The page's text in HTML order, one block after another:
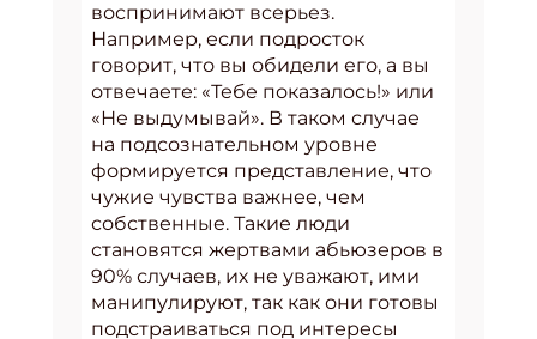
воспринимают всерьез.
Например, если подросток
говорит, что вы обидели его, а вы
отвечаете: «Тебе показалось!» или
«Не выдумывай». В таком случае
на подсознательном уровне
формируется представление, что
чужие чувства важнее, чем
собственные. Такие люди
становятся жертвами абьюзеров в
90% случаев, их не уважают, ими
манипулируют, так как они готовы
подстраиваться под интересы